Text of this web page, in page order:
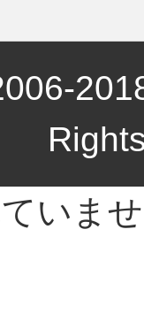
いま